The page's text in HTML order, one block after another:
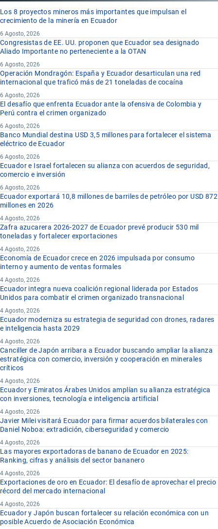
Los 8 proyectos mineros más importantes que impulsan el
crecimiento de la minería en Ecuador
6 Agosto, 2026
Congresistas de EE. UU. proponen que Ecuador sea designado
Aliado Importante no perteneciente a la OTAN
6 Agosto, 2026
Operación Mondragón: España y Ecuador desarticulan una red
internacional que traficó más de 21 toneladas de cocaína
6 Agosto, 2026
El desafío que enfrenta Ecuador ante la ofensiva de Colombia y
Perú contra el crimen organizado
6 Agosto, 2026
Banco Mundial destina USD 3,5 millones para fortalecer el sistema
eléctrico de Ecuador
6 Agosto, 2026
Ecuador e Israel fortalecen su alianza con acuerdos de seguridad,
comercio e inversión
6 Agosto, 2026
Ecuador exportará 10,8 millones de barriles de petróleo por USD 872
millones en 2026
4 Agosto, 2026
Zafra azucarera 2026-2027 de Ecuador prevé producir 530 mil
toneladas y fortalecer exportaciones
4 Agosto, 2026
Economía de Ecuador crece en 2026 impulsada por consumo
interno y aumento de ventas formales
4 Agosto, 2026
Ecuador integra nueva coalición regional liderada por Estados
Unidos para combatir el crimen organizado transnacional
4 Agosto, 2026
Ecuador moderniza su estrategia de seguridad con drones, radares
e inteligencia hasta 2029
4 Agosto, 2026
Canciller de Japón arribara a Ecuador buscando ampliar la alianza
estratégica con comercio, inversión y cooperación en minerales
críticos
4 Agosto, 2026
Ecuador y Emiratos Árabes Unidos amplían su alianza estratégica
con inversiones, tecnología e inteligencia artificial
4 Agosto, 2026
Javier Milei visitará Ecuador para firmar acuerdos bilaterales con
Daniel Noboa: extradición, ciberseguridad y comercio
4 Agosto, 2026
Las mayores exportadoras de banano de Ecuador en 2025:
Ranking, cifras y análisis del sector bananero
4 Agosto, 2026
Exportaciones de oro en Ecuador: El desafío de aprovechar el precio
récord del mercado internacional
4 Agosto, 2026
Ecuador y Japón buscan fortalecer su relación económica con un
posible Acuerdo de Asociación Económica